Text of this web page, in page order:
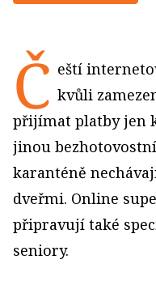
Č eští
kvůli
přijímat platby jen
jinou
karanténě
dveřmi. Online
připravují také
seniory.